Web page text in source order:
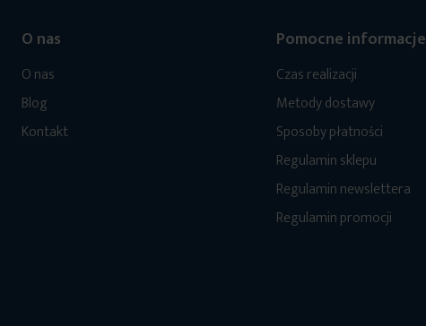
O nas
O nas
Blog
Kontakt
Pomocne informacje
Czas realizacji
Metody dostawy
Sposoby płatności
Regulamin sklepu
Regulamin newslettera
Regulamin promocji